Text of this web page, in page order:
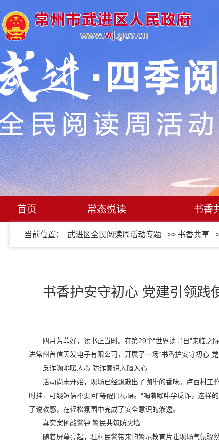
首页 常态悦读 书香
当前位置： 武进区全民阅读周活动专题 >> 书香共享
书香护安守初心 党建引领
四月芳菲好，读书正当时。在第29个“世界读书日”来临
进常州首信天发电子有限公司，开展了一场“书香护安守初心
反诈咖啡暖人心 防诈意识入脑入心
活动尚未开始，现场已经飘散出了咖啡的香味。卢西村工
时挂，可疑短信不要回”等醒目标语。“喝着咖啡学反诈，这
了说教感，在轻松氛围中完成了安全意识的渗透。
真实案例敲警钟 警民共筑防火墙
随着屏幕亮起，驻村民警带来的警示教育片让现场气氛骤